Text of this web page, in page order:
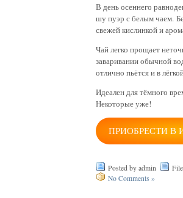
В день осеннего
шу пуэр с белым чаем.
свежей кислинкой и
Чай легко прощает
заваривании обычной
отлично пьётся и в
Идеален для тёмного
Некоторые уже!
ПРИОБРЕСТИ В
Posted by admin
No Comments »